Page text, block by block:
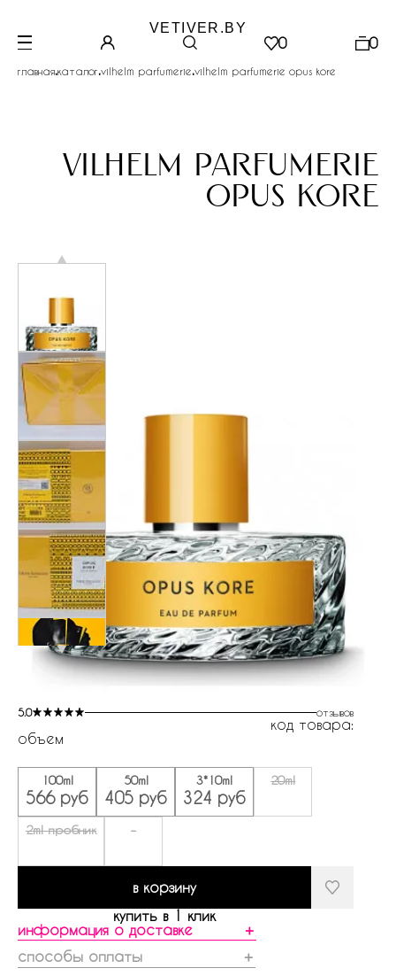
VETIVER.BY
0 0
главная.каталог.vilhelm parfumerie.vilhelm parfumerie opus kore
vilhelm parfumerie
opus kore
5.0 отзывов
код товара:
объем
100ml
566 руб
50ml
405 руб
3*10ml
324 руб
20ml
2ml пробник -
в корзину
купить в 1 клик
информация о доставке
＋
способы оплаты
＋